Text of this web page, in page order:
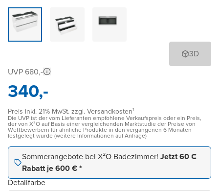
3D
UVP 680,-
340,-
Preis inkl. 21% MwSt. zzgl. Versandkosten¹
Die UVP ist der vom Lieferanten empfohlene Verkaufspreis oder ein Preis,
der von X²O auf Basis einer vergleichenden Marktstudie der Preise von
Wettbewerbern für ähnliche Produkte in den vergangenen 6 Monaten
festgelegt wurde (weitere Informationen auf Anfrage)
Sommerangebote bei X²O Badezimmer! Jetzt 60 €
Rabatt je 600 € *
Detailfarbe